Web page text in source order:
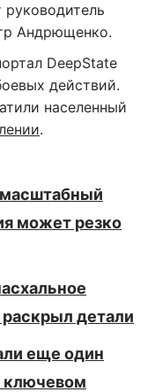
Андрющенко.
DeepState
действий.
населенный
.
масштабный
может резко
детали
еще один
ключевом